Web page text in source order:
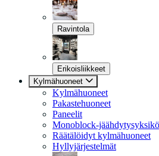
Ravintola
Erikoisliikkeet
Kylmähuoneet
Kylmähuoneet
Pakastehuoneet
Paneelit
Monoblock-
Räätälöidyt kylmähuoneet
Hyllyjärjestelmät